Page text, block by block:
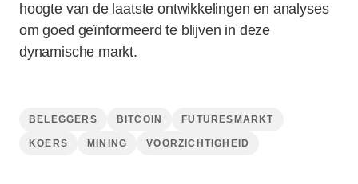
hoogte van de laatste ontwikkelingen en analyses
om goed geïnformeerd te blijven in deze
dynamische markt.
BELEGGERS BITCOIN FUTURESMARKT
KOERS MINING VOORZICHTIGHEID